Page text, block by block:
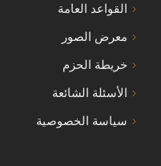
القواعد العامة
معرض الصور
خريطة الحزم
الأسئلة الشائعة
سياسة الخصوصية